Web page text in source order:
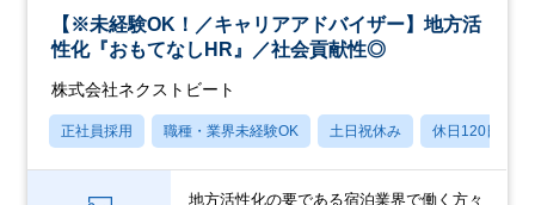
【※未経験OK！／キャリアアドバイザー】地方活
性化『おもてなしHR』／社会貢献性◎
株式会社ネクストビート
正社員採用 職種・業界未経験OK 土日祝休み 休日120日以上
地方活性化の要である宿泊業界で働く方々